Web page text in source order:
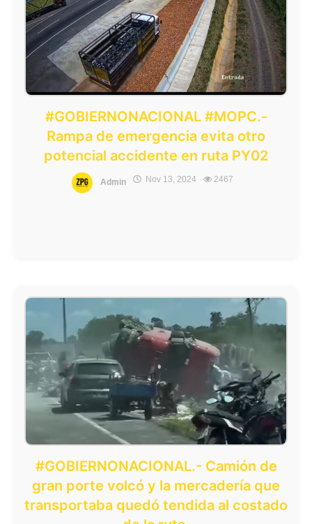
#GOBIERNONACIONAL #MOPC.-
Rampa de emergencia evita otro
potencial accidente en ruta PY02
Admin Nov 13, 2024 2467
#GOBIERNONACIONAL.- Camión de
gran porte volcó y la mercadería que
transportaba quedó tendida al costado